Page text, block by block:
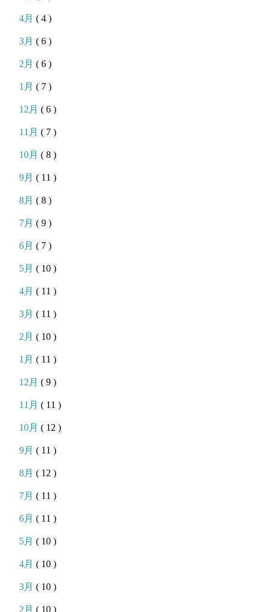
4月( 4 )
3月( 6 )
2月( 6 )
1月( 7 )
12月( 6 )
11月( 7 )
10月( 8 )
9月( 11 )
8月( 8 )
7月( 9 )
6月( 7 )
5月( 10 )
4月( 11 )
3月( 11 )
2月( 10 )
1月( 11 )
12月( 9 )
11月( 11 )
10月( 12 )
9月( 11 )
8月( 12 )
7月( 11 )
6月( 11 )
5月( 10 )
4月( 10 )
3月( 10 )
2月( 10 )